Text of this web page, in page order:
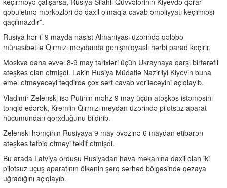
qəbuletmə mərkəzləri də daxil olmaqla cavab əməliyyatı keçirməsi
qaçılmazdır”.
Rusiya hər il 9 mayda nasist Almaniyası üzərində qələbə
münasibətilə Qırmızı meydanda genişmiqyaslı hərbi parad keçirir.
Moskva daha əvvəl 8-9 may tarixləri üçün Ukraynaya qarşı birtərəfli
atəşkəs elan etmişdi. Lakin Rusiya Müdafiə Nazirliyi Kiyevin buna
əməl etməyəcəyi təqdirdə çox sərt cavab veriləcəyini açıqlayıb.
Vladimir Zelenski isə Putinin məhz 9 may üçün atəşkəs istəməsini
tənqid edərək, Kremlin Qırmızı meydan üzərində pilotsuz aparat
hücumundan qorxduğunu bildirib.
Zelenski həmçinin Rusiyaya 9 may əvəzinə 6 maydan etibarən
atəşkəs tətbiq etməyi təklif etmişdi.
Bu arada Latviya ordusu Rusiyadan hava məkanına daxil olan iki
pilotsuz uçuş aparatının ölkənin şərq sərhəd bölgəsində qəzaya
uğradığını açıqlayıb.